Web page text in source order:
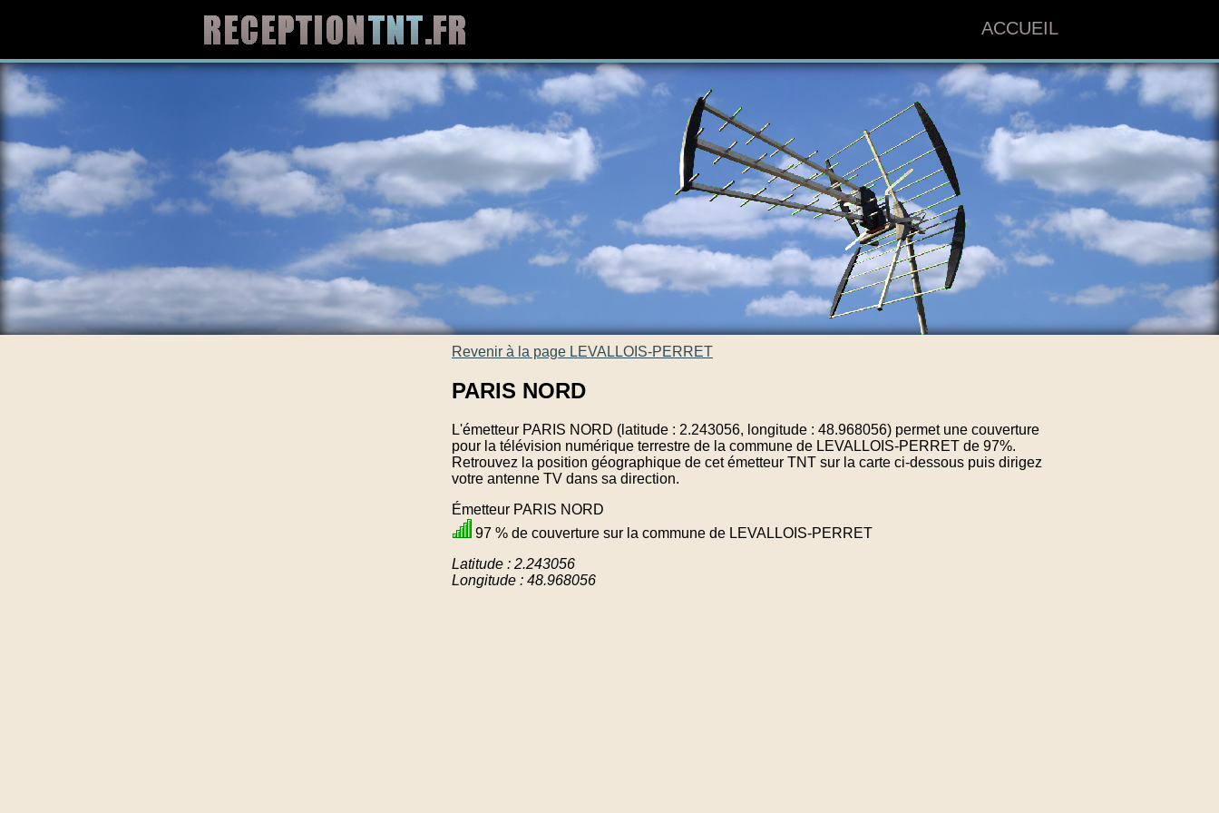
ACCUEIL
Revenir à la page LEVALLOIS-PERRET
PARIS NORD
L'émetteur PARIS NORD (latitude : 2.243056, longitude : 48.968056) permet une couverture
pour la télévision numérique terrestre de la commune de LEVALLOIS-PERRET de 97%.
Retrouvez la position géographique de cet émetteur TNT sur la carte ci-dessous puis dirigez
votre antenne TV dans sa direction.
Émetteur PARIS NORD
97 % de couverture sur la commune de LEVALLOIS-PERRET
Latitude : 2.243056
Longitude : 48.968056